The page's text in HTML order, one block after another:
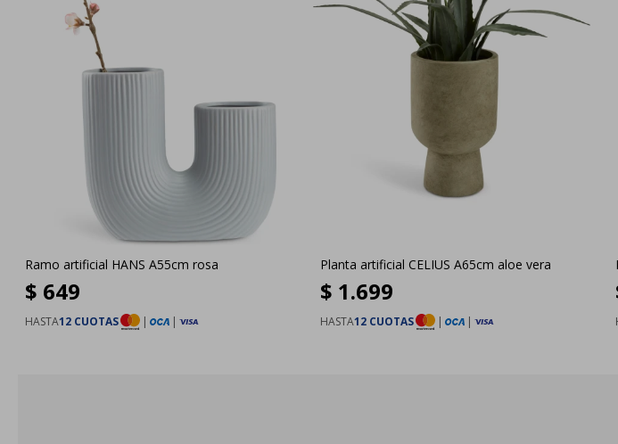
Ramo artificial HANS A55cm rosa
$ 649
HASTA12 CUOTAS | |
Planta artificial CELIUS A65cm aloe vera
$ 1.699
HASTA12 CUOTAS | |